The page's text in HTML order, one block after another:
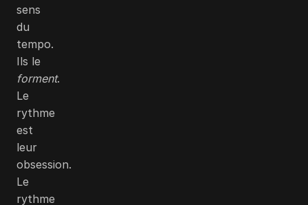
sens
du
tempo.
Ils le
forment.
Le
rythme
est
leur
obsession.
Le
rythme